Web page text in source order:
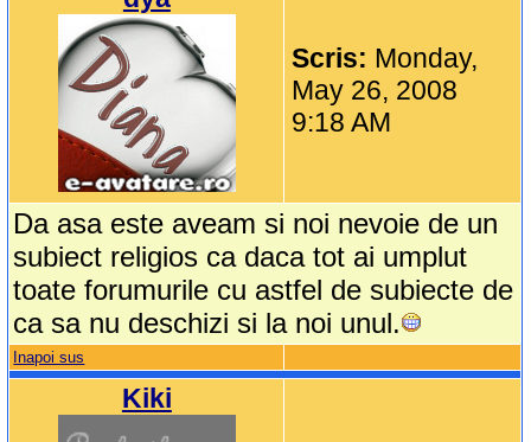
Scris: Monday,
May 26, 2008
9:18 AM
Da asa este aveam si noi nevoie de un
subiect religios ca daca tot ai umplut
toate forumurile cu astfel de subiecte de
ca sa nu deschizi si la noi unul.
Inapoi sus
Kiki